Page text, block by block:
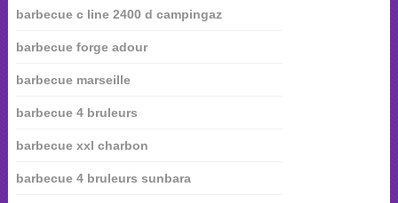
barbecue c line 2400 d campingaz
barbecue forge adour
barbecue marseille
barbecue 4 bruleurs
barbecue xxl charbon
barbecue 4 bruleurs sunbara